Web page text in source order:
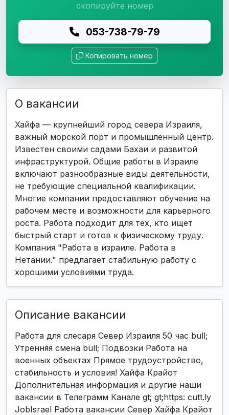
скопируйте номер
053-738-79-79
Копировать номер
О вакансии
Хайфа — крупнейший город севера Израиля,
важный морской порт и промышленный центр.
Известен своими садами Бахаи и развитой
инфраструктурой. Общие работы в Израиле
включают разнообразные виды деятельности,
не требующие специальной квалификации.
Многие компании предоставляют обучение на
рабочем месте и возможности для карьерного
роста. Работа подходит для тех, кто ищет
быстрый старт и готов к физическому труду.
Компания "Работа в израиле. Работа в
Нетании." предлагает стабильную работу с
хорошими условиями труда.
Описание вакансии
Работа для слесаря Север Израиля 50 час bull;
Утренняя смена bull; Подвозки Работа на
военных объектах Прямое трудоустройство,
стабильность и условия! Хайфа Крайот
Дополнительная информация и другие наши
вакансии в Телеграмм Канале gt; gt;https: cutt.ly
JobIsrael Работа вакансии Север Хайфа Крайот